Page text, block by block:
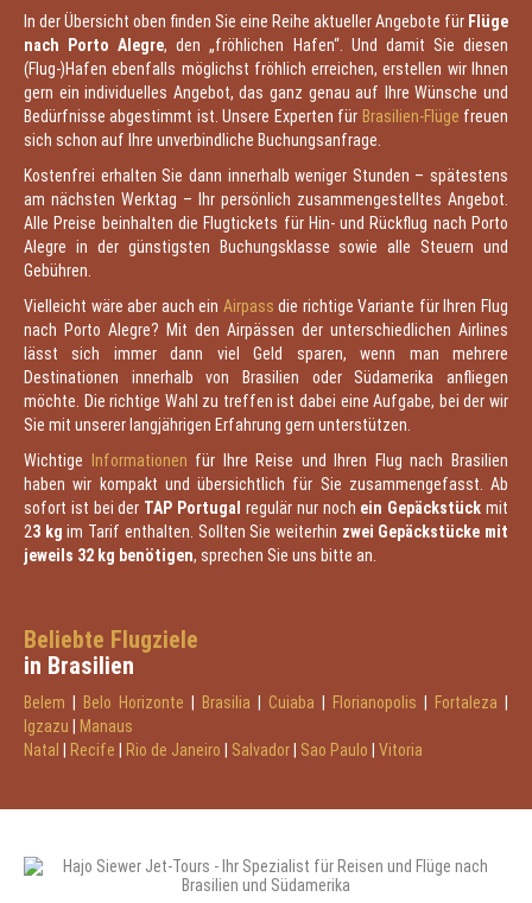
In der Übersicht oben finden Sie eine Reihe aktueller Angebote für Flüge
nach Porto Alegre, den „fröhlichen Hafen“. Und damit Sie diesen
(Flug-)Hafen ebenfalls möglichst fröhlich erreichen, erstellen wir Ihnen
gern ein individuelles Angebot, das ganz genau auf Ihre Wünsche und
Bedürfnisse abgestimmt ist. Unsere Experten für Brasilien-Flüge freuen
sich schon auf Ihre unverbindliche Buchungsanfrage.
Kostenfrei erhalten Sie dann innerhalb weniger Stunden – spätestens
am nächsten Werktag – Ihr persönlich zusammengestelltes Angebot.
Alle Preise beinhalten die Flugtickets für Hin- und Rückflug nach Porto
Alegre in der günstigsten Buchungsklasse sowie alle Steuern und
Gebühren.
Vielleicht wäre aber auch ein Airpass die richtige Variante für Ihren Flug
nach Porto Alegre? Mit den Airpässen der unterschiedlichen Airlines
lässt sich immer dann viel Geld sparen, wenn man mehrere
Destinationen innerhalb von Brasilien oder Südamerika anfliegen
möchte. Die richtige Wahl zu treffen ist dabei eine Aufgabe, bei der wir
Sie mit unserer langjährigen Erfahrung gern unterstützen.
Wichtige Informationen für Ihre Reise und Ihren Flug nach Brasilien
haben wir kompakt und übersichtlich für Sie zusammengefasst. Ab
sofort ist bei der TAP Portugal regulär nur noch ein Gepäckstück mit
23 kg im Tarif enthalten. Sollten Sie weiterhin zwei Gepäckstücke mit
jeweils 32 kg benötigen, sprechen Sie uns bitte an.
Beliebte Flugziele
in Brasilien
Belem | Belo Horizonte | Brasilia | Cuiaba | Florianopolis | Fortaleza |
Igzazu | Manaus
Natal | Recife | Rio de Janeiro | Salvador| Sao Paulo | Vitoria